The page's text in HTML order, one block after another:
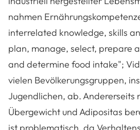
nahmen
interrelated knowledge, skills
plan, manage, select, prepare
and determine food intake";
vielen Bevölkerungsgruppen,
Jugendlichen, ab. Andererseits
Übergewicht und Adipositas